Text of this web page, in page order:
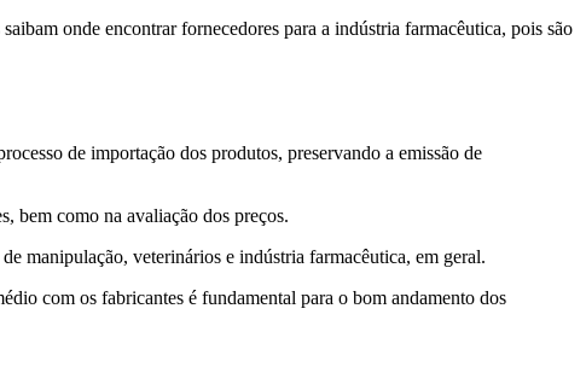
onde encontrar fornecedores para a indústria farmacêutica, pois são
de importação dos produtos, preservando a emissão de
bem como na avaliação dos preços.
manipulação, veterinários e indústria farmacêutica, em geral.
com os fabricantes é fundamental para o bom andamento dos